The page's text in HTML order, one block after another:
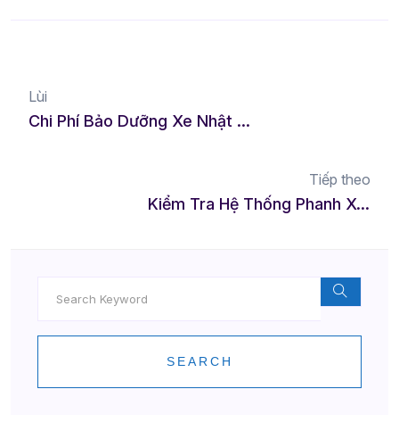
Lùi
Chi Phí Bảo Dưỡng Xe Nhật Và Xe Hàn: So Sánh Chi Tiết
Tiếp theo
Kiểm Tra Hệ Thống Phanh Xe Tại Nhà Đơn Giản Hiệu Quả
SEARCH